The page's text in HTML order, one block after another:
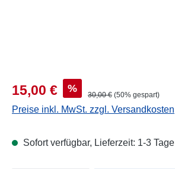
Verkaufspreis:
15,00 € % Regulärer Preis:
30,00 € (50% gespart)
Preise inkl. MwSt. zzgl. Versandkosten
Sofort verfügbar, Lieferzeit: 1-3 Tage